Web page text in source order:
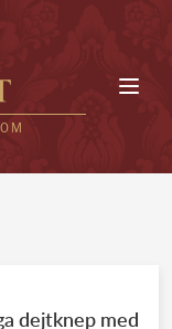
dejtknep med